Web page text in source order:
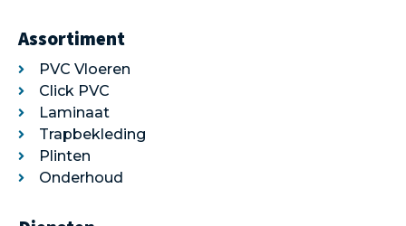
Assortiment
PVC Vloeren
Click PVC
Laminaat
Trapbekleding
Plinten
Onderhoud